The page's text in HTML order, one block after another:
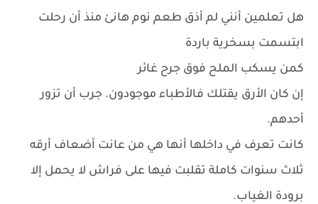
هل تعلمين أنني لم أذق طعم نوم هانئ منذ أن رحلت
ابتسمت بسخرية باردة
كمن يسكب الملح فوق جرح غائر
إن كان الأرق يقتلك فالأطباء موجودون. جرب أن تزور
أحدهم.
كانت تعرف في داخلها أنها هي من عانت أضعاف أرقه
ثلاث سنوات كاملة تقلبت فيها على فراش لا يحمل إلا
برودة الغياب.